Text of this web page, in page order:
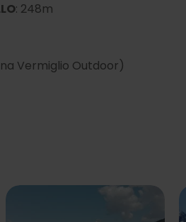
: 248m
Vermiglio Outdoor)